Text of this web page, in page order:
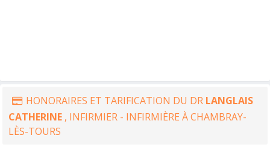
HONORAIRES ET TARIFICATION DU DR LANGLAIS
CATHERINE , INFIRMIER - INFIRMIÈRE À CHAMBRAY-
LÈS-TOURS